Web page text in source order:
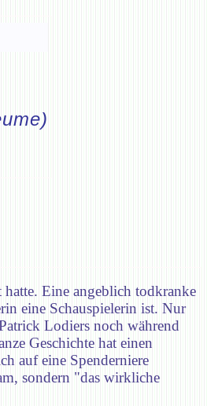
Eine angeblich todkranke
eine Schauspielerin ist. Nur
Lodiers noch während
Geschichte hat einen
auf eine Spenderniere
sondern "das wirkliche